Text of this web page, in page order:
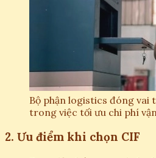
Bộ phận logistics đóng
trong việc tối ưu chi phí
2. Ưu điểm khi chọn CIF